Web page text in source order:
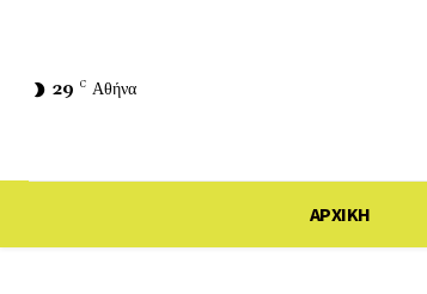
29 C Αθήνα
ΑΡΧΙΚΗ